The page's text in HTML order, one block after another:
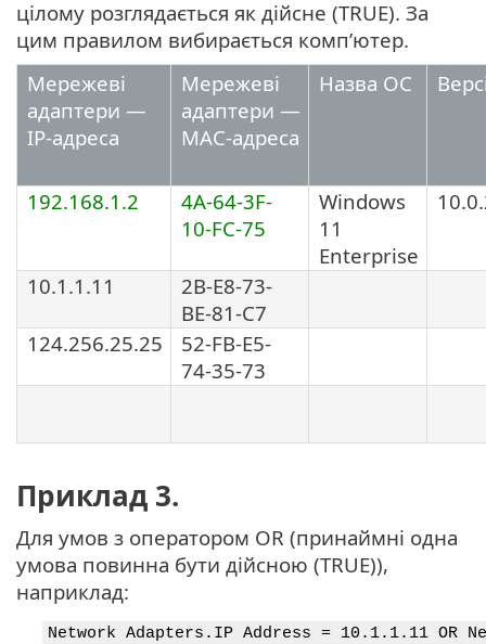
цілому розглядається як дійсне (TRUE). За
цим правилом вибирається комп’ютер.
Мережеві
адаптери —
IP-адреса
Мережеві
адаптери —
MAC-адреса
Назва ОС
192.168.1.2
4A-64-3F-
10-FC-75
Windows
11
Enterprise
10.1.1.11
2B-E8-73-
BE-81-C7
124.256.25.25
52-FB-E5-
74-35-73
Приклад 3.
Для умов з оператором OR (принаймні одна
умова повинна бути дійсною (TRUE)),
наприклад:
Network Adapters.IP Address = 10.1.1.11 OR